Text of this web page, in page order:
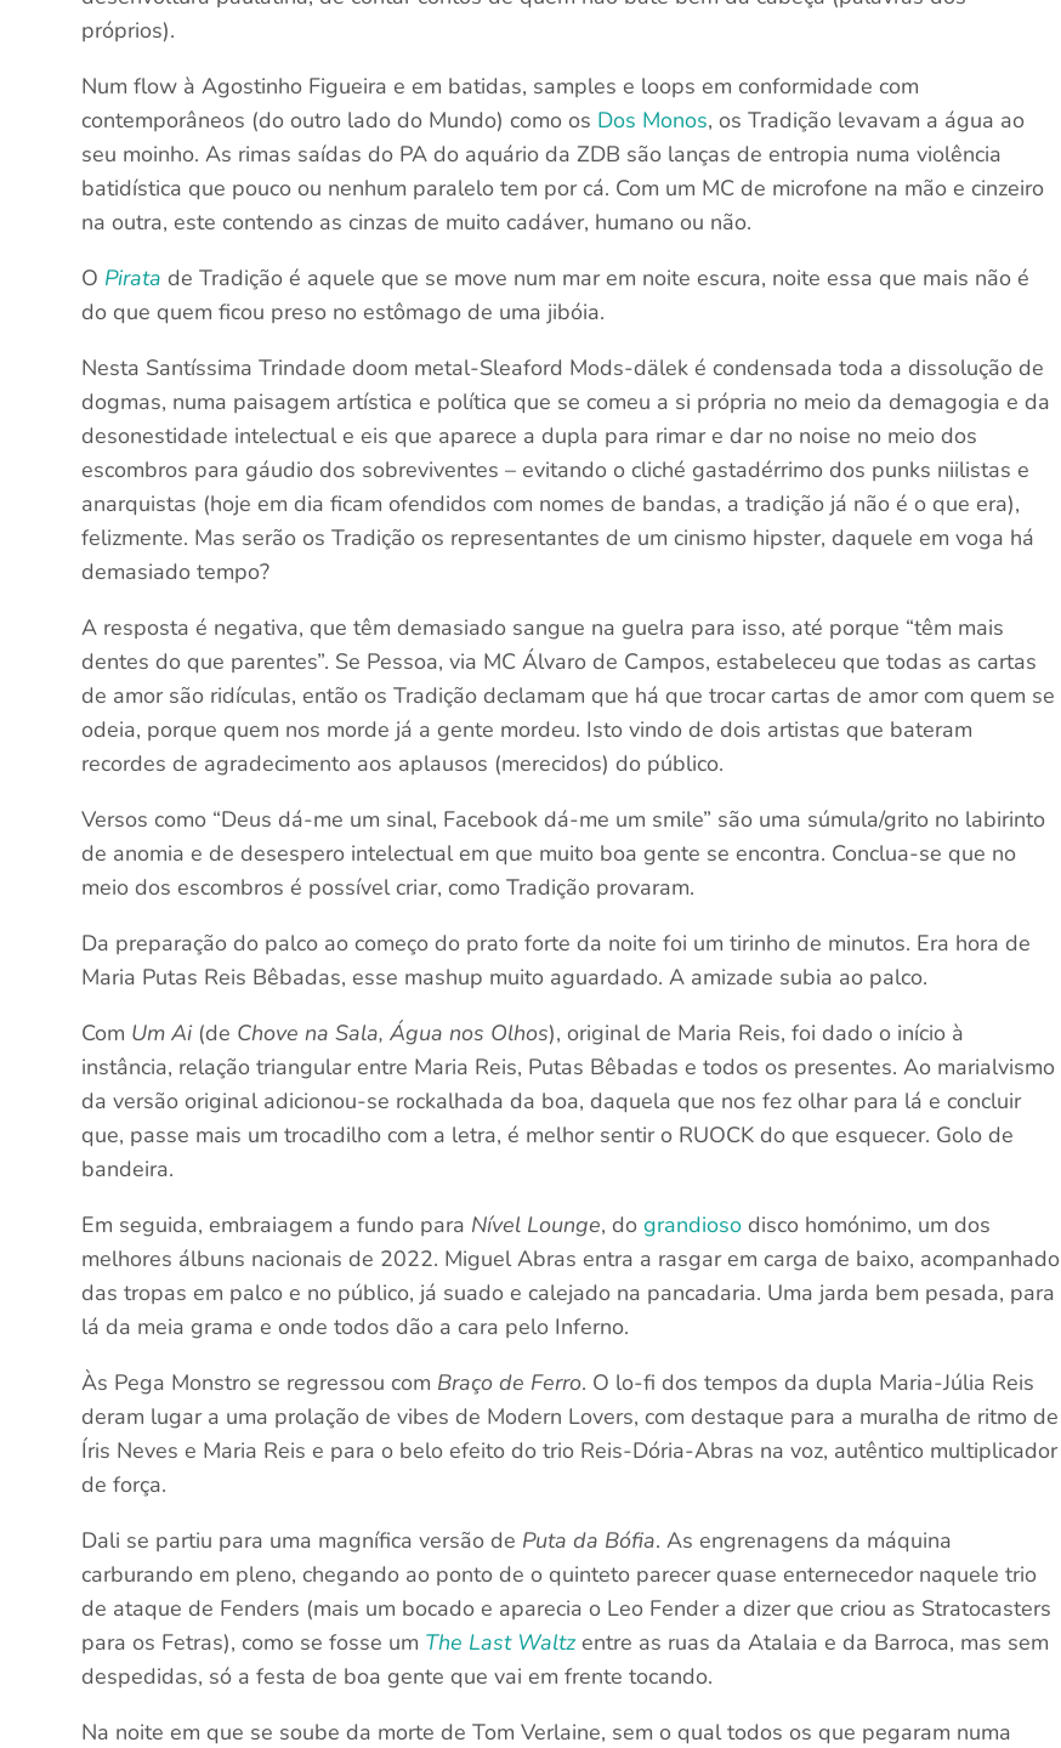
próprios).
Num flow à Agostinho Figueira e em batidas, samples e loops em conformidade com
contemporâneos (do outro lado do Mundo) como os Dos Monos, os Tradição levavam a água ao
seu moinho. As rimas saídas do PA do aquário da ZDB são lanças de entropia numa violência
batidística que pouco ou nenhum paralelo tem por cá. Com um MC de microfone na mão e cinzeiro
na outra, este contendo as cinzas de muito cadáver, humano ou não.
O Pirata de Tradição é aquele que se move num mar em noite escura, noite essa que mais não é
do que quem ficou preso no estômago de uma jibóia.
Nesta Santíssima Trindade doom metal-Sleaford Mods-dälek é condensada toda a dissolução de
dogmas, numa paisagem artística e política que se comeu a si própria no meio da demagogia e da
desonestidade intelectual e eis que aparece a dupla para rimar e dar no noise no meio dos
escombros para gáudio dos sobreviventes – evitando o cliché gastadérrimo dos punks niilistas e
anarquistas (hoje em dia ficam ofendidos com nomes de bandas, a tradição já não é o que era),
felizmente. Mas serão os Tradição os representantes de um cinismo hipster, daquele em voga há
demasiado tempo?
A resposta é negativa, que têm demasiado sangue na guelra para isso, até porque “têm mais
dentes do que parentes”. Se Pessoa, via MC Álvaro de Campos, estabeleceu que todas as cartas
de amor são ridículas, então os Tradição declamam que há que trocar cartas de amor com quem se
odeia, porque quem nos morde já a gente mordeu. Isto vindo de dois artistas que bateram
recordes de agradecimento aos aplausos (merecidos) do público.
Versos como “Deus dá-me um sinal, Facebook dá-me um smile” são uma súmula/grito no labirinto
de anomia e de desespero intelectual em que muito boa gente se encontra. Conclua-se que no
meio dos escombros é possível criar, como Tradição provaram.
Da preparação do palco ao começo do prato forte da noite foi um tirinho de minutos. Era hora de
Maria Putas Reis Bêbadas, esse mashup muito aguardado. A amizade subia ao palco.
Com Um Ai (de Chove na Sala, Água nos Olhos), original de Maria Reis, foi dado o início à
instância, relação triangular entre Maria Reis, Putas Bêbadas e todos os presentes. Ao marialvismo
da versão original adicionou-se rockalhada da boa, daquela que nos fez olhar para lá e concluir
que, passe mais um trocadilho com a letra, é melhor sentir o RUOCK do que esquecer. Golo de
bandeira.
Em seguida, embraiagem a fundo para Nível Lounge, dograndioso disco homónimo, um dos
melhores álbuns nacionais de 2022. Miguel Abras entra a rasgar em carga de baixo, acompanhado
das tropas em palco e no público, já suado e calejado na pancadaria. Uma jarda bem pesada, para
lá da meia grama e onde todos dão a cara pelo Inferno.
Às Pega Monstro se regressou com Braço de Ferro. O lo-fi dos tempos da dupla Maria-Júlia Reis
deram lugar a uma prolação de vibes de Modern Lovers, com destaque para a muralha de ritmo de
Íris Neves e Maria Reis e para o belo efeito do trio Reis-Dória-Abras na voz, autêntico multiplicador
de força.
Dali se partiu para uma magnífica versão de Puta da Bófia. As engrenagens da máquina
carburando em pleno, chegando ao ponto de o quinteto parecer quase enternecedor naquele trio
de ataque de Fenders (mais um bocado e aparecia o Leo Fender a dizer que criou as Stratocasters
para os Fetras), como se fosse um The Last Waltz entre as ruas da Atalaia e da Barroca, mas sem
despedidas, só a festa de boa gente que vai em frente tocando.
Na noite em que se soube da morte de Tom Verlaine, sem o qual todos os que pegaram numa